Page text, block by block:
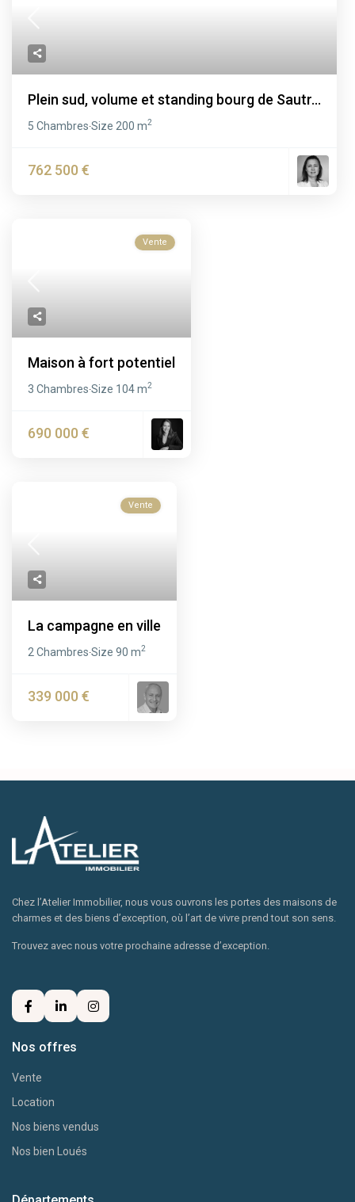
Plein sud, volume et standing bourg de Sautr...
5 Chambres·Size 200 m2
762 500 €
Vente
Maison à fort potentiel
3 Chambres·Size 104 m2
690 000 €
Vente
La campagne en ville
2 Chambres·Size90 m2
339 000 €
Chez l’Atelier Immobilier, nous vous ouvrons les portes des maisons de
charmes et des biens d’exception, où l’art de vivre prend tout son sens.
Trouvez avec nous votre prochaine adresse d’exception.
Nos offres
Vente
Location
Nos biens vendus
Nos bien Loués